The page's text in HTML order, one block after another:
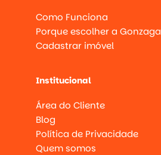
Como Funciona
Porque escolher a Gonzaga
Cadastrar imóvel
Institucional
Área do Cliente
Blog
Política de Privacidade
Quem somos